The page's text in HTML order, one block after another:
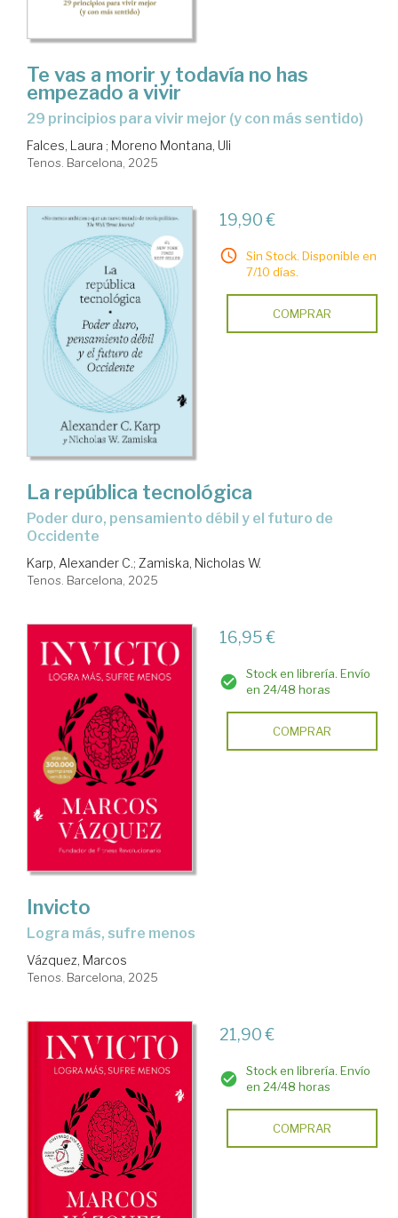
Te vas a morir y todavía no has
empezado a vivir
29 principios para vivir mejor (y con más sentido)
Falces, Laura ; Moreno Montana, Uli
Tenos. Barcelona, 2025
19,90 €
Sin Stock. Disponible en
7/10 días.
COMPRAR
La república tecnológica
Poder duro, pensamiento débil y el futuro de
Occidente
Karp, Alexander C.; Zamiska, Nicholas W.
Tenos. Barcelona, 2025
16,95 €
Stock en librería. Envío
en 24/48 horas
COMPRAR
Invicto
logra más, sufre menos
Vázquez, Marcos
Tenos. Barcelona, 2025
21,90 €
Stock en librería. Envío
en 24/48 horas
COMPRAR